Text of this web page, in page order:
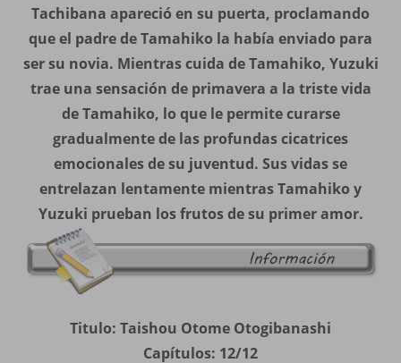
Tachibana apareció en su puerta, proclamando
que el padre de Tamahiko la había enviado para
ser su novia. Mientras cuida de Tamahiko, Yuzuki
trae una sensación de primavera a la triste vida
de Tamahiko, lo que le permite curarse
gradualmente de las profundas cicatrices
emocionales de su juventud. Sus vidas se
entrelazan lentamente mientras Tamahiko y
Yuzuki prueban los frutos de su primer amor.
Titulo: Taishou Otome Otogibanashi
Capítulos: 12/12